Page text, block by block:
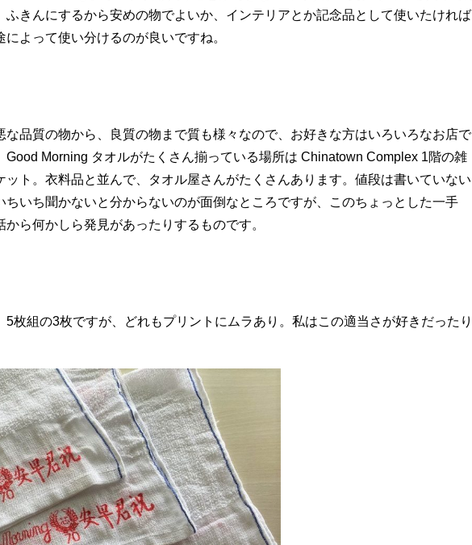
ふきんにするから安めの物でよいか、インテリアとか記念品として使いたければ
よって使い分けるのが良いですね。
な品質の物から、良質の物まで質も様々なので、お好きな方はいろいろなお店で
Good Morning タオルがたくさん揃っている場所は Chinatown Complex 1階の雑
ット。衣料品と並んで、タオル屋さんがたくさんあります。値段は書いていない
ちいち聞かないと分からないのが面倒なところですが、このちょっとした一手
から何かしら発見があったりするものです。
5枚組の3枚ですが、どれもプリントにムラあり。私はこの適当さが好きだったり